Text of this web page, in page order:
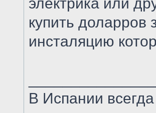
купить доларров
инсталяцию
В Испании